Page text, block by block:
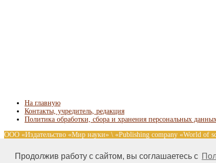
Продолжив работу с сайтом, вы соглашаетесь с
На главную
Контакты, учредитель, редакция
Политика обработки, сбора и хранения персональных
ООО «Издательство «Мир науки» \ «Publishing company «World of